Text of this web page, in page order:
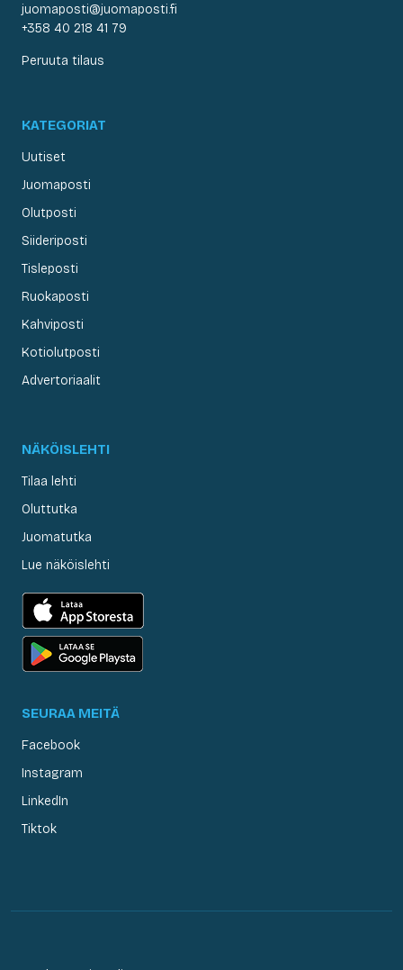
juomaposti@juomaposti.fi
+358 40 218 41 79
Peruuta tilaus
KATEGORIAT
Uutiset
Juomaposti
Olutposti
Siideriposti
Tisleposti
Ruokaposti
Kahviposti
Kotiolutposti
Advertoriaalit
NÄKÖISLEHTI
Tilaa lehti
Oluttutka
Juomatutka
Lue näköislehti
SEURAA MEITÄ
Facebook
Instagram
LinkedIn
Tiktok